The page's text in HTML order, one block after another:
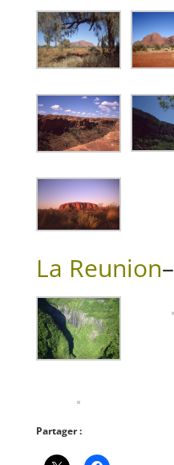
La Reunion–
Partager :